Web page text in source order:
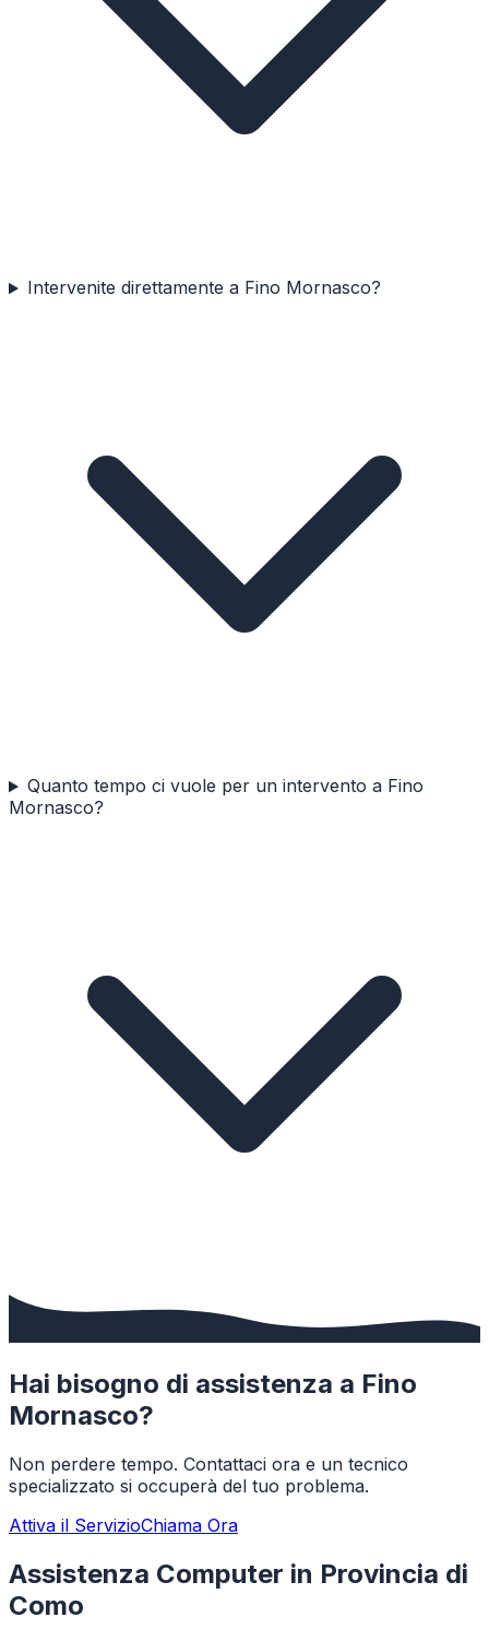
Intervenite direttamente a Fino Mornasco?
Quanto tempo ci vuole per un intervento a Fino
Mornasco?
Hai bisogno di assistenza a Fino
Mornasco?
Non perdere tempo. Contattaci ora e un tecnico
specializzato si occuperà del tuo problema.
Attiva il ServizioChiama Ora
Assistenza Computer in Provincia di
Como